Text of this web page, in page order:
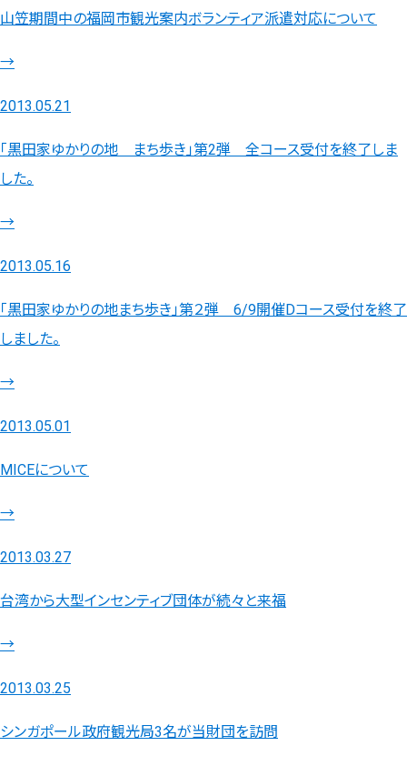
山笠期間中の福岡市観光案内ボランティア派遣対応について
→
2013.05.21
「黒田家ゆかりの地 まち歩き」第2弾 全コース受付を終了しま
した。
→
2013.05.16
「黒田家ゆかりの地まち歩き」第２弾 6/9開催Dコース受付を終了
しました。
→
2013.05.01
MICEについて
→
2013.03.27
台湾から大型インセンティブ団体が続々と来福
→
2013.03.25
シンガポール政府観光局3名が当財団を訪問